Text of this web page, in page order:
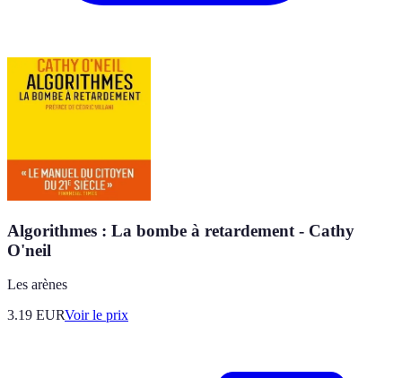
Algorithmes : La bombe à retardement - Cathy
O'neil
Les arènes
3.19 EURVoir le prix